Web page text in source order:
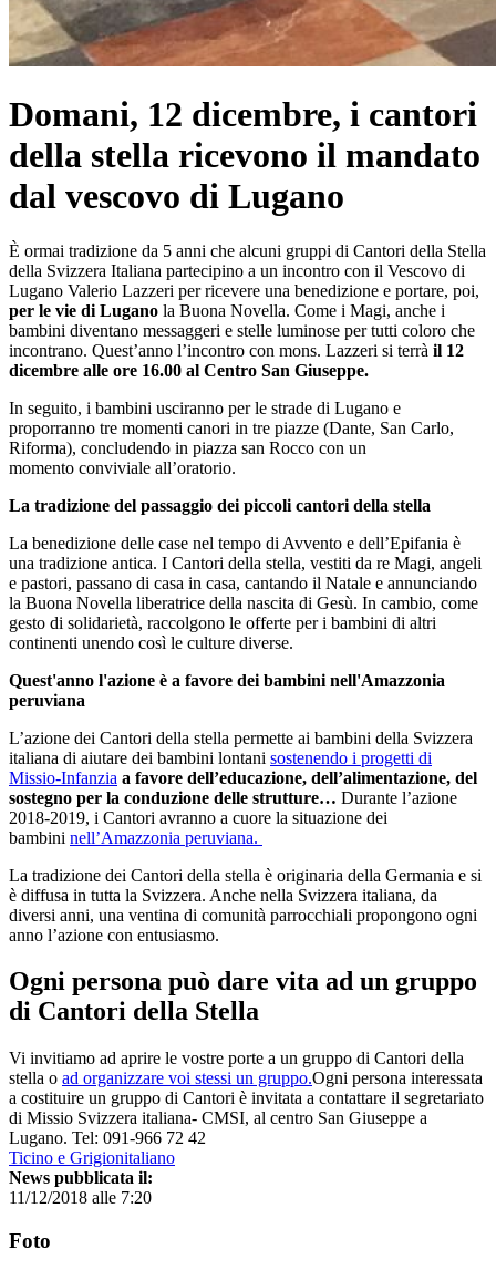
Domani, 12 dicembre, i cantori
della stella ricevono il mandato
dal vescovo di Lugano
È ormai tradizione da 5 anni che alcuni gruppi di Cantori della Stella
della Svizzera Italiana partecipino a un incontro con il Vescovo di
Lugano Valerio Lazzeri per ricevere una benedizione e portare, poi,
per le vie di Lugano la Buona Novella. Come i Magi, anche i
bambini diventano messaggeri e stelle luminose per tutti coloro che
incontrano. Quest’anno l’incontro con mons. Lazzeri si terrà il 12
dicembre alle ore 16.00 al Centro San Giuseppe.
In seguito, i bambini usciranno per le strade di Lugano e
proporranno tre momenti canori in tre piazze (Dante, San Carlo,
Riforma), concludendo in piazza san Rocco con un
momento conviviale all’oratorio.
La tradizione del passaggio dei piccoli cantori della stella
La benedizione delle case nel tempo di Avvento e dell’Epifania è
una tradizione antica. I Cantori della stella, vestiti da re Magi, angeli
e pastori, passano di casa in casa, cantando il Natale e annunciando
la Buona Novella liberatrice della nascita di Gesù. In cambio, come
gesto di solidarietà, raccolgono le offerte per i bambini di altri
continenti unendo così le culture diverse.
Quest'anno l'azione è a favore dei bambini nell'Amazzonia
peruviana
L’azione dei Cantori della stella permette ai bambini della Svizzera
italiana di aiutare dei bambini lontani sostenendo i progetti di
Missio-Infanzia a favore dell’educazione, dell’alimentazione, del
sostegno per la conduzione delle strutture… Durante l’azione
2018-2019, i Cantori avranno a cuore la situazione dei
bambini nell’Amazzonia peruviana.
La tradizione dei Cantori della stella è originaria della Germania e si
è diffusa in tutta la Svizzera. Anche nella Svizzera italiana, da
diversi anni, una ventina di comunità parrocchiali propongono ogni
anno l’azione con entusiasmo.
Ogni persona può dare vita ad un gruppo
di Cantori della Stella
Vi invitiamo ad aprire le vostre porte a un gruppo di Cantori della
stella o ad organizzare voi stessi un gruppo.Ogni persona interessata
a costituire un gruppo di Cantori è invitata a contattare il segretariato
di Missio Svizzera italiana- CMSI, al centro San Giuseppe a
Lugano. Tel: 091-966 72 42
Ticino e Grigionitaliano
News pubblicata il:
11/12/2018 alle 7:20
Foto